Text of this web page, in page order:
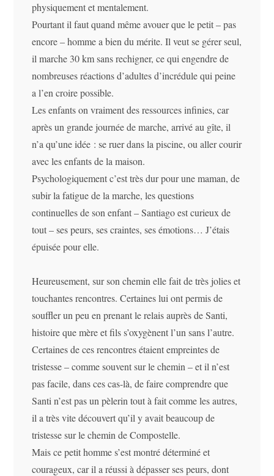
physiquement et mentalement.
Pourtant il faut quand même avouer que le petit – pas
encore – homme a bien du mérite. Il veut se gérer seul,
il marche 30 km sans rechigner, ce qui engendre de
nombreuses réactions d’adultes d’incrédule qui peine
a l’en croire possible.
Les enfants on vraiment des ressources infinies, car
après un grande journée de marche, arrivé au gîte, il
n’a qu’une idée : se ruer dans la piscine, ou aller courir
avec les enfants de la maison.
Psychologiquement c’est très dur pour une maman, de
subir la fatigue de la marche, les questions
continuelles de son enfant – Santiago est curieux de
tout – ses peurs, ses craintes, ses émotions… J’étais
épuisée pour elle.
Heureusement, sur son chemin elle fait de très jolies et
touchantes rencontres. Certaines lui ont permis de
souffler un peu en prenant le relais auprès de Santi,
histoire que mère et fils s’oxygènent l’un sans l’autre.
Certaines de ces rencontres étaient empreintes de
tristesse – comme souvent sur le chemin – et il n’est
pas facile, dans ces cas-là, de faire comprendre que
Santi n’est pas un pèlerin tout à fait comme les autres,
il a très vite découvert qu’il y avait beaucoup de
tristesse sur le chemin de Compostelle.
Mais ce petit homme s’est montré déterminé et
courageux, car il a réussi à dépasser ses peurs, dont